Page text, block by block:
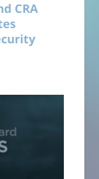
CRA